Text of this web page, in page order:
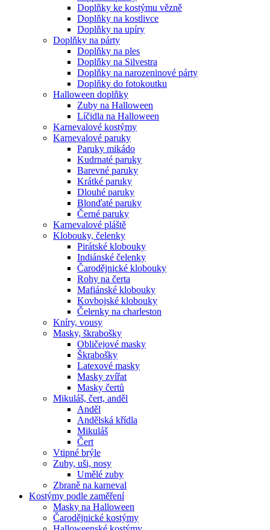
Doplňky ke kostýmu vězně
Doplňky na kostlivce
Doplňky na upíry
Doplňky na párty
Doplňky na ples
Doplňky na Silvestra
Doplňky na narozeninové párty
Doplňky do fotokoutku
Halloween doplňky
Zuby na Halloween
Líčidla na Halloween
Karnevalové kostýmy
Karnevalové paruky
Paruky mikádo
Kudrnaté paruky
Barevné paruky
Krátké paruky
Dlouhé paruky
Blonďaté paruky
Černé paruky
Karnevalové pláště
Klobouky, čelenky
Pirátské klobouky
Indiánské čelenky
Čarodějnické klobouky
Rohy na čerta
Mafiánské klobouky
Kovbojské klobouky
Čelenky na charleston
Kníry, vousy
Masky, škrabošky
Obličejové masky
Škrabošky
Latexové masky
Masky zvířat
Masky čertů
Mikuláš, čert, anděl
Anděl
Andělská křídla
Mikuláš
Čert
Vtipné brýle
Zuby, uši, nosy
Umělé zuby
Zbraně na karneval
Kostýmy podle zaměření
Masky na Halloween
Čarodějnické kostýmy